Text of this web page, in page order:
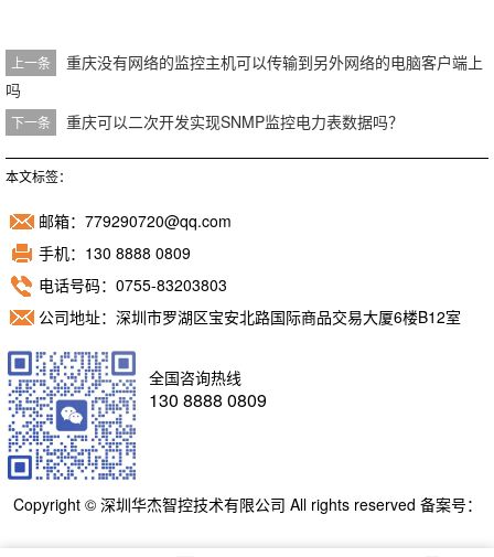
上一条
重庆没有网络的监控主机可以传输到另外网络的电脑客户端上
吗
下一条 重庆可以二次开发实现SNMP监控电力表数据吗？
本文标签：
邮箱：779290720@qq.com
手机：130 8888 0809
电话号码：0755-83203803
公司地址：深圳市罗湖区宝安北路国际商品交易大厦6楼B12室
全国咨询热线
130 8888 0809
Copyright © 深圳华杰智控技术有限公司 All rights reserved 备案号：